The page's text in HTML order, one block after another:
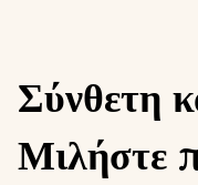
Σύνθετη
Μιλήστε